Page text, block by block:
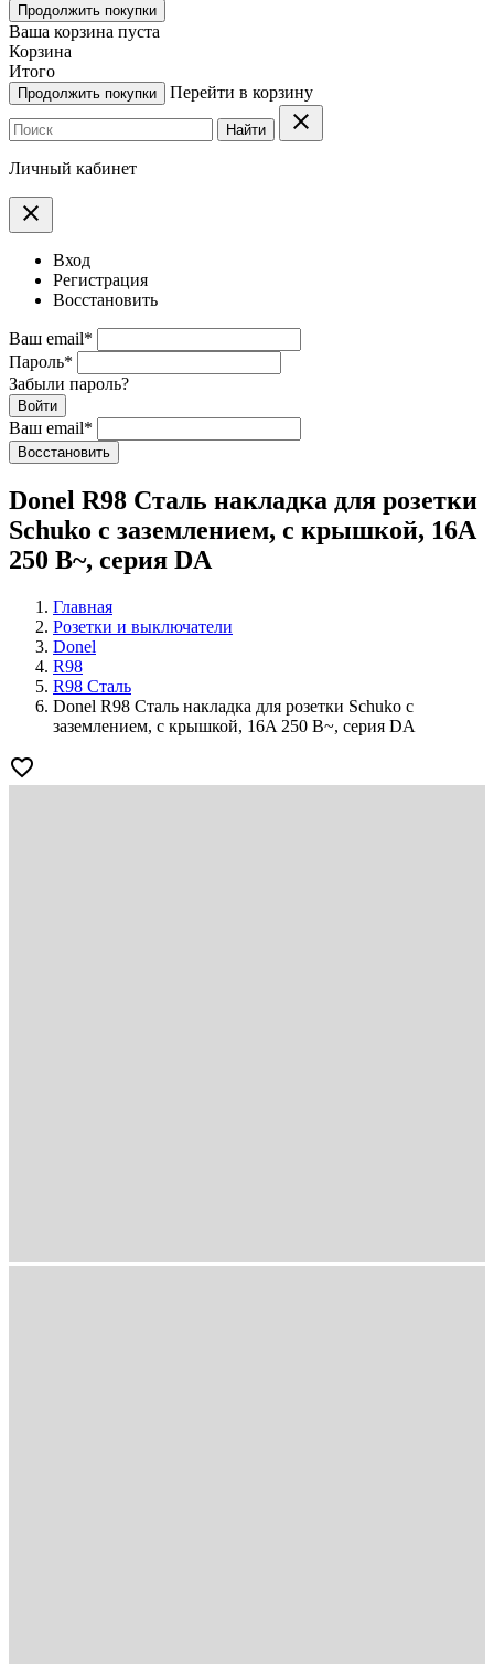
Продолжить покупки
Ваша корзина пуста
Корзина
Итого
Продолжить покупки Перейти в корзину
Найти clear
Личный кабинет
clear
Вход
Регистрация
Восстановить
Ваш email*
Пароль*
Забыли пароль?
Войти
Ваш email*
Воcстановить
Donel R98 Сталь накладка для розетки
Schuko с заземлением, с крышкой, 16A
250 В~, серия DA
Главная
Розетки и выключатели
Donel
R98
R98 Сталь
Donel R98 Сталь накладка для розетки Schuko с
заземлением, с крышкой, 16A 250 В~, серия DA
favorite_border